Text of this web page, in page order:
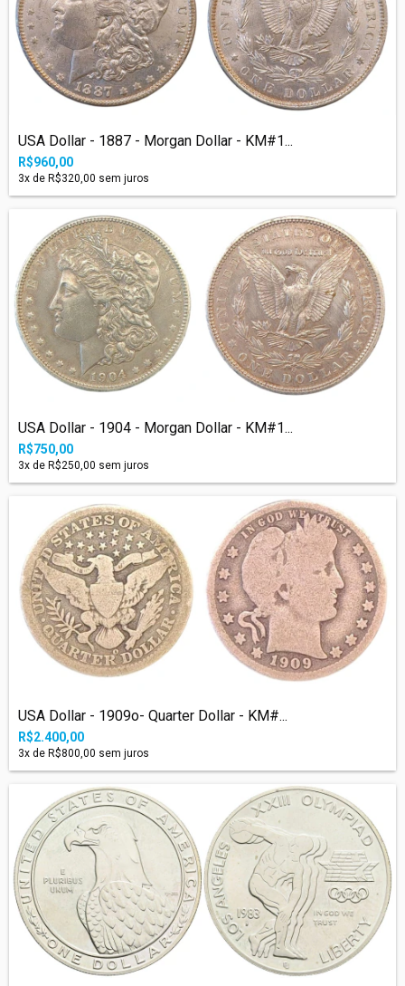
USA Dollar - 1887 - Morgan Dollar - KM#1...
R$960,00
3x de R$320,00 sem juros
USA Dollar - 1904 - Morgan Dollar - KM#1...
R$750,00
3x de R$250,00 sem juros
USA Dollar - 1909o- Quarter Dollar - KM#...
R$2.400,00
3x de R$800,00 sem juros